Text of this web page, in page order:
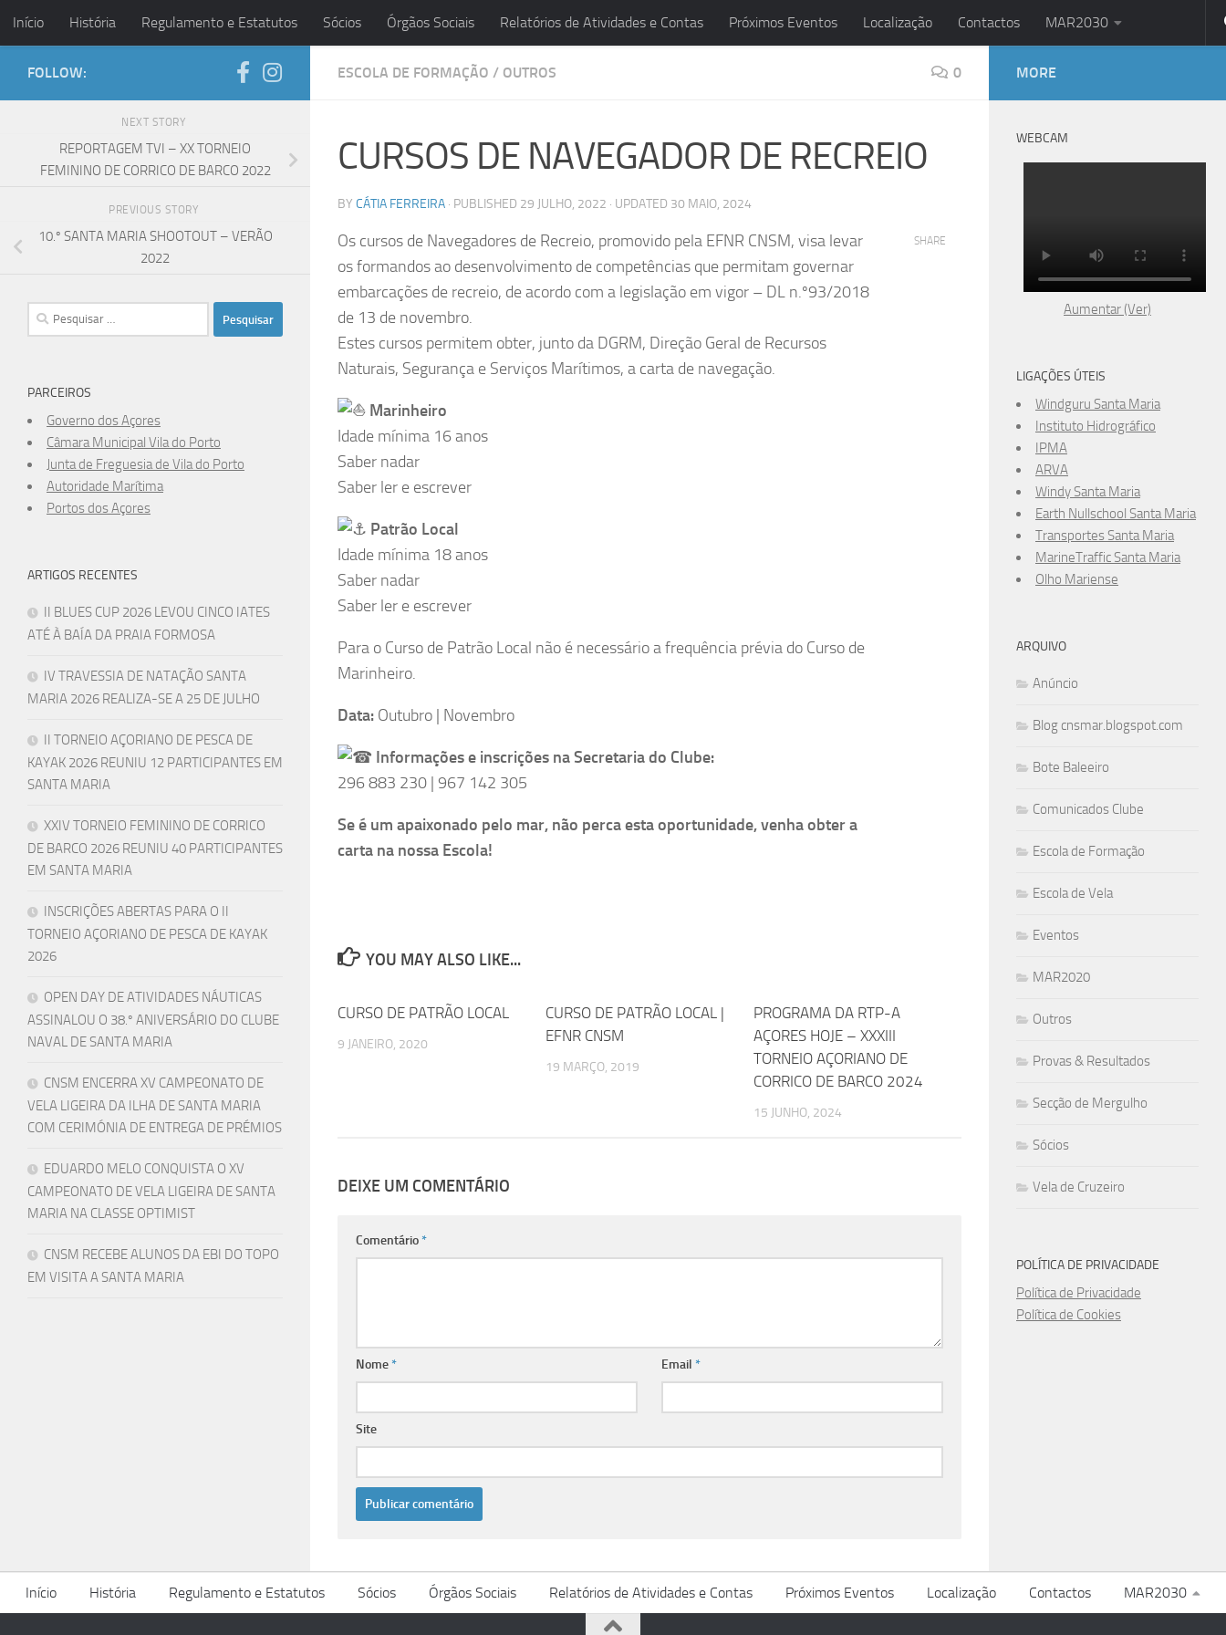
Skip to content
Início História Regulamento e Estatutos Sócios Órgãos Sociais Relatórios de Atividades e Contas Próximos Eventos Localização Contactos MAR2030
ESCOLA DE FORMAÇÃO / OUTROS 0
CURSOS DE NAVEGADOR DE RECREIO
BY CÁTIA FERREIRA · PUBLISHED 29 JULHO, 2022 · UPDATED 30 MAIO, 2024
Os cursos de Navegadores de Recreio, promovido pela EFNR CNSM, visa levar
os formandos ao desenvolvimento de competências que permitam governar
embarcações de recreio, de acordo com a legislação em vigor – DL n.º93/2018
de 13 de novembro.
Estes cursos permitem obter, junto da DGRM, Direção Geral de Recursos
Naturais, Segurança e Serviços Marítimos, a carta de navegação.
Marinheiro
Idade mínima 16 anos
Saber nadar
Saber ler e escrever
Patrão Local
Idade mínima 18 anos
Saber nadar
Saber ler e escrever
Para o Curso de Patrão Local não é necessário a frequência prévia do Curso de
Marinheiro.
Data: Outubro | Novembro
Informações e inscrições na Secretaria do Clube:
296 883 230 | 967 142 305
Se é um apaixonado pelo mar, não perca esta oportunidade, venha obter a
carta na nossa Escola!
SHARE
YOU MAY ALSO LIKE...
CURSO DE PATRÃO LOCAL
9 JANEIRO, 2020
CURSO DE PATRÃO LOCAL |
EFNR CNSM
19 MARÇO, 2019
PROGRAMA DA RTP-A
AÇORES HOJE – XXXIII
TORNEIO AÇORIANO DE
CORRICO DE BARCO 2024
15 JUNHO, 2024
DEIXE UM COMENTÁRIO
Comentário*
Nome* Email *
Site
FOLLOW:
NEXT STORY
REPORTAGEM TVI – XX TORNEIO
FEMININO DE CORRICO DE BARCO 2022
PREVIOUS STORY
10.º SANTA MARIA SHOOTOUT – VERÃO
2022
Pesquisar
por:
PARCEIROS
Governo dos Açores
Câmara Municipal Vila do Porto
Junta de Freguesia de Vila do Porto
Autoridade Marítima
Portos dos Açores
ARTIGOS RECENTES
II BLUES CUP 2026 LEVOU CINCO IATES
ATÉ À BAÍA DA PRAIA FORMOSA
IV TRAVESSIA DE NATAÇÃO SANTA
MARIA 2026 REALIZA-SE A 25 DE JULHO
II TORNEIO AÇORIANO DE PESCA DE
KAYAK 2026 REUNIU 12 PARTICIPANTES EM
SANTA MARIA
XXIV TORNEIO FEMININO DE CORRICO
DE BARCO 2026 REUNIU 40 PARTICIPANTES
EM SANTA MARIA
INSCRIÇÕES ABERTAS PARA O II
TORNEIO AÇORIANO DE PESCA DE KAYAK
2026
OPEN DAY DE ATIVIDADES NÁUTICAS
ASSINALOU O 38.º ANIVERSÁRIO DO CLUBE
NAVAL DE SANTA MARIA
CNSM ENCERRA XV CAMPEONATO DE
VELA LIGEIRA DA ILHA DE SANTA MARIA
COM CERIMÓNIA DE ENTREGA DE PRÉMIOS
EDUARDO MELO CONQUISTA O XV
CAMPEONATO DE VELA LIGEIRA DE SANTA
MARIA NA CLASSE OPTIMIST
CNSM RECEBE ALUNOS DA EBI DO TOPO
EM VISITA A SANTA MARIA
MORE
WEBCAM
Aumentar (Ver)
LIGAÇÕES ÚTEIS
Windguru Santa Maria
Instituto Hidrográfico
IPMA
ARVA
Windy Santa Maria
Earth Nullschool Santa Maria
Transportes Santa Maria
MarineTraffic Santa Maria
Olho Mariense
ARQUIVO
Anúncio
Blog cnsmar.blogspot.com
Bote Baleeiro
Comunicados Clube
Escola de Formação
Escola de Vela
Eventos
MAR2020
Outros
Provas & Resultados
Secção de Mergulho
Sócios
Vela de Cruzeiro
POLÍTICA DE PRIVACIDADE
Política de Privacidade
Política de Cookies
Início História Regulamento e Estatutos Sócios Órgãos Sociais Relatórios de Atividades e Contas Próximos Eventos Localização Contactos MAR2030